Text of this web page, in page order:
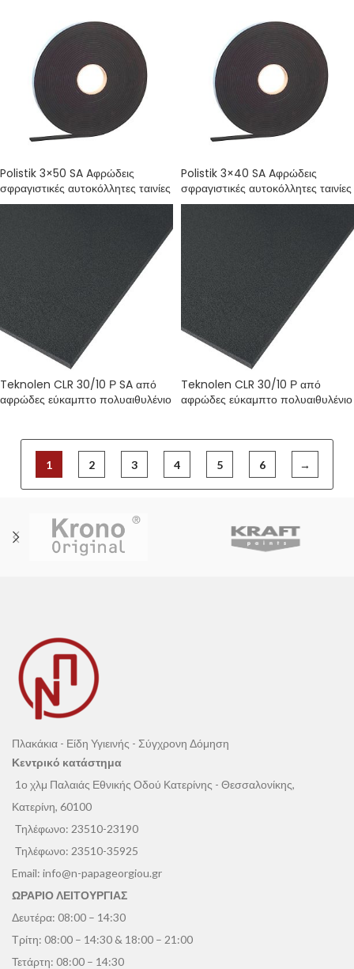
Polistik 3×50 SA Aφρώδεις
σφραγιστικές αυτοκόλλητες ταινίες
Polistik 3×40 SA Aφρώδεις
σφραγιστικές αυτοκόλλητες ταινίες
Teknolen CLR 30/10 Ρ SA από
αφρώδες εύκαμπτο πολυαιθυλένιο
Teknolen CLR 30/10 Ρ από
αφρώδες εύκαμπτο πολυαιθυλένιο
1 2 3 4 5 6 →
Πλακάκια - Είδη Υγιεινής - Σύγχρονη Δόμηση
Κεντρικό κατάστημα
1ο χλμ Παλαιάς Εθνικής Οδού Κατερίνης - Θεσσαλονίκης,
Κατερίνη, 60100
Τηλέφωνο: 23510-23190
Τηλέφωνο: 23510-35925
Email: info@n-papageorgiou.gr
ΩΡΑΡΙΟ ΛΕΙΤΟΥΡΓΙΑΣ
Δευτέρα: 08:00 – 14:30
Τρίτη: 08:00 – 14:30 & 18:00 – 21:00
Τετάρτη: 08:00 – 14:30